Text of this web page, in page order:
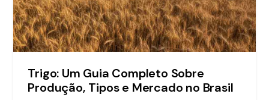
Trigo: Um Guia Completo Sobre
Produção, Tipos e Mercado no Brasil